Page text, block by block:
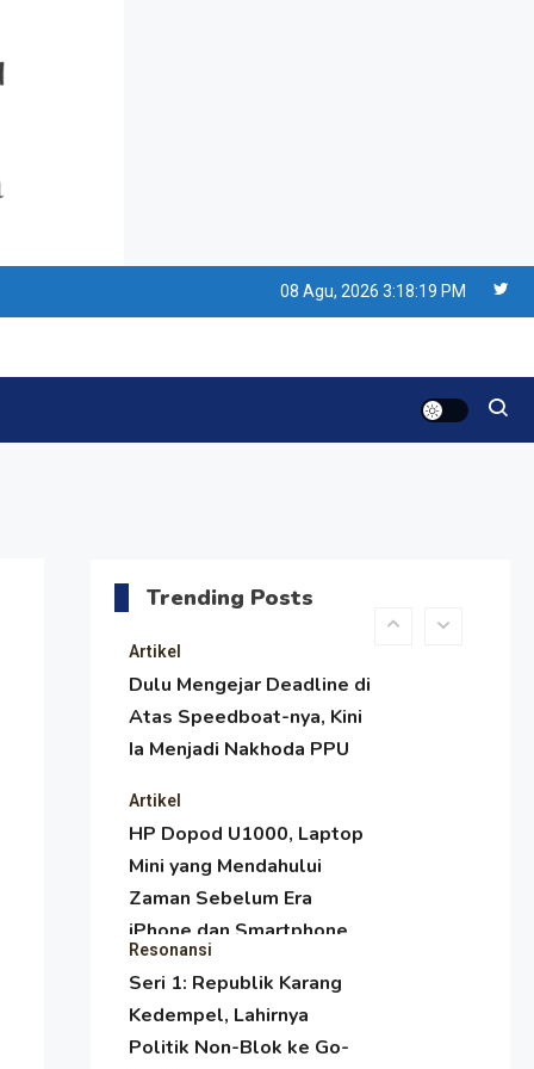
08 Agu, 2026 3:18:19 PM
Trending Posts
Ulang Tahun PPU,
Pertentangan Bulan
Gareng Lebih Sibuk Orasi
Ronggeng Paser Melawan
Artikel
Dulu Mengejar Deadline di
Atas Speedboat-nya, Kini
Ia Menjadi Nakhoda PPU
Artikel
HP Dopod U1000, Laptop
Mini yang Mendahului
Zaman Sebelum Era
iPhone dan Smartphone
Resonansi
Seri 1: Republik Karang
Kedempel, Lahirnya
Politik Non-Blok ke Go-